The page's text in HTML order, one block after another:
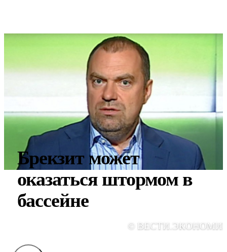
Брекзит может
оказаться штормом в
бассейне
©